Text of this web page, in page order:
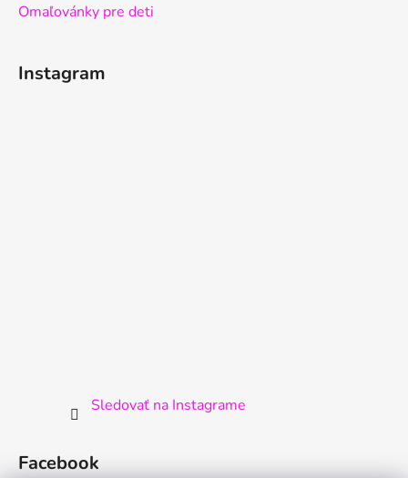
Omaľovánky pre deti
Instagram
Sledovať na Instagrame
Facebook